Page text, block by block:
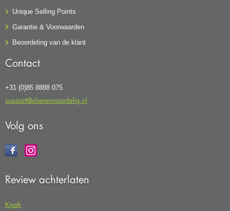
Unique Selling Points
Garantie & Voorwaarden
Beoordeling van de klant
Contact
+31 (0)85 8888 075
support@vloerenvoordelig.nl
Volg ons
Review achterlaten
Kiyoh